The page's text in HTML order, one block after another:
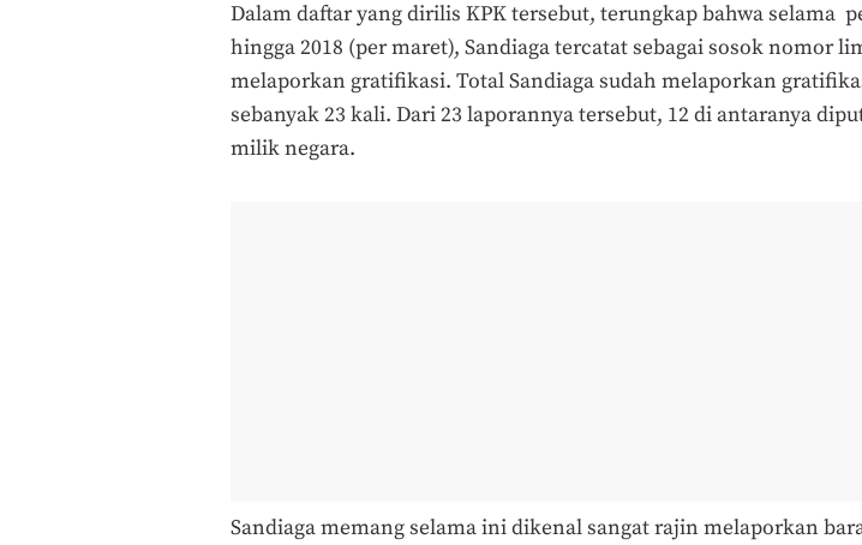
Dalam daftar yang dirilis KPK tersebut, terungkap bahwa selama
hingga 2018 (per maret), Sandiaga tercatat sebagai sosok nomor
melaporkan gratifikasi. Total Sandiaga sudah melaporkan
sebanyak 23 kali. Dari 23 laporannya tersebut, 12 di antaranya
milik negara.
Sandiaga memang selama ini dikenal sangat rajin melaporkan